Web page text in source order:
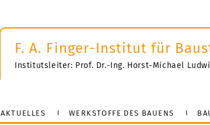
F. A. Finger-Institut für
Institutsleiter: Prof. Dr.-Ing. Horst-Michael
AKTUELLES WERKSTOFFE DES BAUENS